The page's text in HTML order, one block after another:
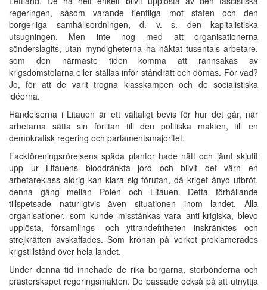
regeringen, såsom varande fientliga mot staten och den
borgerliga samhällsordningen, d. v. s. den kapitalistiska
utsugningen. Men inte nog med att organisationerna
sönderslagits, utan myndigheterna ha häktat tusentals arbetare,
som den närmaste tiden komma att rannsakas av
krigsdomstolarna eller ställas inför ståndrätt och dömas. För vad?
Jo, för att de varit trogna klasskampen och de socialistiska
idéerna.
Händelserna i Litauen är ett vältaligt bevis för hur det går, när
arbetarna sätta sin förlitan till den politiska makten, till en
demokratisk regering och parlamentsmajoritet.
Fackföreningsrörelsens späda plantor hade nätt och jämt skjutit
upp ur Litauens bloddränkta jord och blivit det värn en
arbetareklass aldrig kan klara sig förutan, då kriget ånyo utbröt,
denna gång mellan Polen och Litauen. Detta förhållande
tillspetsade naturligtvis även situationen inom landet. Alla
organisationer, som kunde misstänkas vara anti-krigiska, blevo
upplösta, församlings- och yttrandefriheten inskränktes och
strejkrätten avskaffades. Som kronan på verket proklamerades
krigstillstånd över hela landet.
Under denna tid innehade de rika borgarna, storbönderna och
prästerskapet regeringsmakten. De passade också på att utnyttja